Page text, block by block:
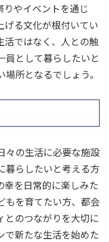
やイベントを通じ
げる文化が根付いてい
活ではなく、人との触
員として暮らしたいと
所となるでしょう。
々の生活に必要な施設
暮らしたいと考える方
幸を日常的に楽しみた
もを育てたい方、都会
とのつながりを大切に
で新たな生活を始めた